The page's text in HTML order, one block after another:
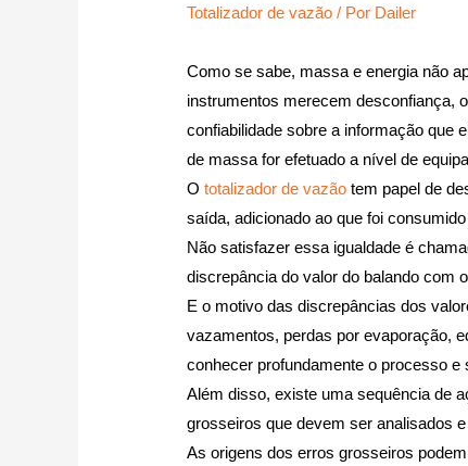
Totalizador de vazão / Por Dailer
Como se sabe, massa e energia não
instrumentos merecem desconfiança,
confiabilidade sobre a informação que
de massa for efetuado a nível de
Ototalizador de vazão tem papel de
saída, adicionado ao que foi
Não satisfazer essa igualdade é
discrepância do valor do balando com
E o motivo das discrepâncias dos
vazamentos, perdas por evaporação,
conhecer profundamente o processo
Além disso, existe uma sequência de
grosseiros que devem ser analisados
As origens dos erros grosseiros